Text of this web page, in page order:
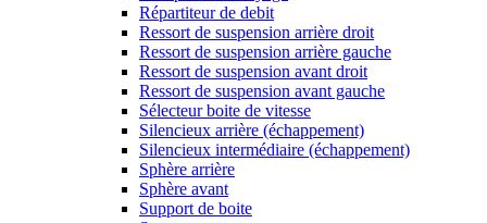
Répartiteur de debit
Ressort de suspension arrière droit
Ressort de suspension arrière gauche
Ressort de suspension avant droit
Ressort de suspension avant gauche
Sélecteur boite de vitesse
Silencieux arrière (échappement)
Silencieux intermédiaire (échappement)
Sphère arrière
Sphère avant
Support de boite